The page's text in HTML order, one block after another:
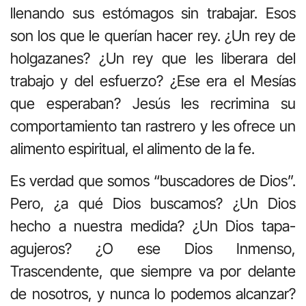
llenando sus estómagos sin trabajar. Esos
son los que le querían hacer rey. ¿Un rey de
holgazanes? ¿Un rey que les liberara del
trabajo y del esfuerzo? ¿Ese era el Mesías
que esperaban? Jesús les recrimina su
comportamiento tan rastrero y les ofrece un
alimento espiritual, el alimento de la fe.
Es verdad que somos “buscadores de Dios”.
Pero, ¿a qué Dios buscamos? ¿Un Dios
hecho a nuestra medida? ¿Un Dios tapa-
agujeros? ¿O ese Dios Inmenso,
Trascendente, que siempre va por delante
de nosotros, y nunca lo podemos alcanzar?